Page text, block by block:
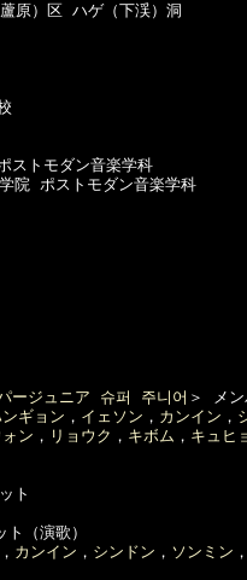
原）区 ハゲ（下渓）洞
ストモダン音楽学科
ストモダン音楽学科
ージュニア 슈퍼 주니어 ＞ メ
ギョン ， イェソン ， カンイン ，
ン ， リョウク ， キボム ， キュヒ
ト
演歌）
， カンイン ， シンドン ， ソンミン